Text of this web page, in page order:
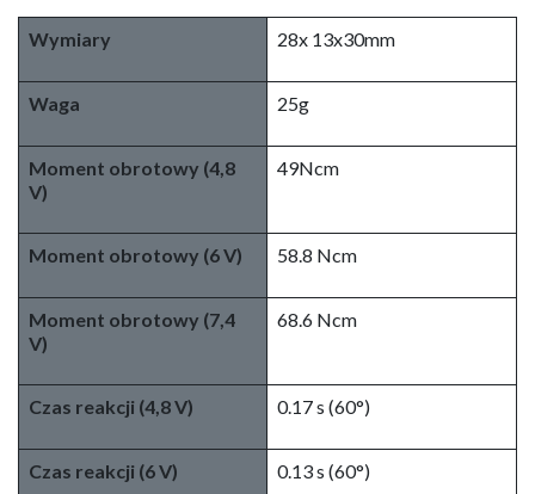
Wymiary 28x 13x30mm
Waga 25g
Moment obrotowy (4,8
V)
49Ncm
Moment obrotowy (6 V) 58.8 Ncm
Moment obrotowy (7,4
V)
68.6 Ncm
Czas reakcji (4,8 V) 0.17 s (60°)
Czas reakcji (6 V) 0.13 s (60°)